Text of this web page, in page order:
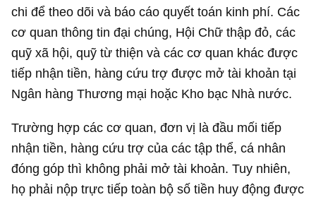
chi để theo dõi và báo cáo quyết toán kinh phí. Các
cơ quan thông tin đại chúng, Hội Chữ thập đỏ, các
quỹ xã hội, quỹ từ thiện và các cơ quan khác được
tiếp nhận tiền, hàng cứu trợ được mở tài khoản tại
Ngân hàng Thương mại hoặc Kho bạc Nhà nước.
Trường hợp các cơ quan, đơn vị là đầu mối tiếp
nhận tiền, hàng cứu trợ của các tập thể, cá nhân
đóng góp thì không phải mở tài khoản. Tuy nhiên,
họ phải nộp trực tiếp toàn bộ số tiền huy động được